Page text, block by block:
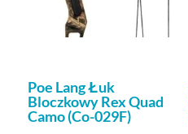
Poe Lang Łuk
Bloczkowy Rex Quad
Camo (Co-029F)